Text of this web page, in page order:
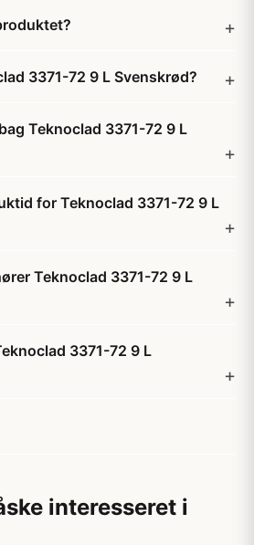
3371-72 9 L Svenskrød?
Teknoclad 3371-72 9 L
for Teknoclad 3371-72 9 L
Teknoclad 3371-72 9 L
3371-72 9 L
interesseret i